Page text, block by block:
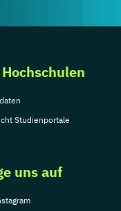
Studienportale
uns auf